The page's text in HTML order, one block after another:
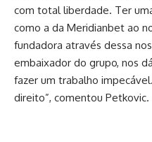
com total liberdade. Ter
como a da Meridianbet ao
fundadora através dessa
embaixador do grupo, nos
fazer um trabalho
direito”, comentou Petkovic.